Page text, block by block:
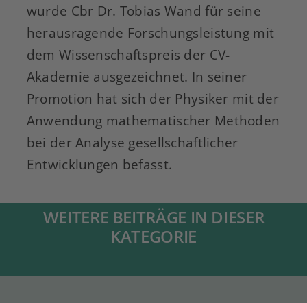
wurde Cbr Dr. Tobias Wand für seine
herausragende Forschungsleistung mit
dem Wissenschaftspreis der CV-
Akademie ausgezeichnet. In seiner
Promotion hat sich der Physiker mit der
Anwendung mathematischer Methoden
bei der Analyse gesellschaftlicher
Entwicklungen befasst.
WEITERE BEITRÄGE IN DIESER
KATEGORIE